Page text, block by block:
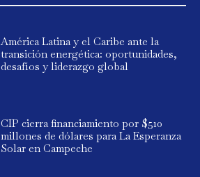
América Latina y el Caribe ante la
transición energética: oportunidades,
desafíos y liderazgo global
CIP cierra financiamiento por $510
millones de dólares para La Esperanza
Solar en Campeche